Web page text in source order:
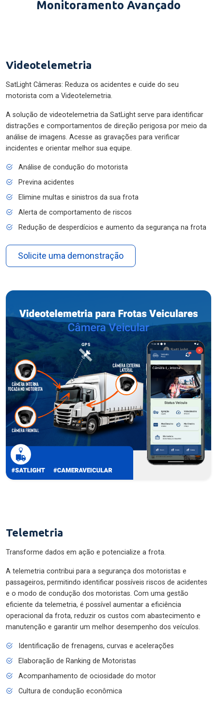
Monitoramento Avançado
Videotelemetria
SatLight Câmeras: Reduza os acidentes e cuide do seu
motorista com a Videotelemetria.
A solução de videotelemetria da SatLight serve para identificar
distrações e comportamentos de direção perigosa por meio da
análise de imagens. Acesse as gravações para verificar
incidentes e orientar melhor sua equipe.
Análise de condução do motorista
Previna acidentes
Elimine multas e sinistros da sua frota
Alerta de comportamento de riscos
Redução de desperdícios e aumento da segurança na frota
Solicite uma demonstração
Telemetria
Transforme dados em ação e potencialize a frota.
A telemetria contribui para a segurança dos motoristas e
passageiros, permitindo identificar possíveis riscos de acidentes
e o modo de condução dos motoristas. Com uma gestão
eficiente da telemetria, é possível aumentar a eficiência
operacional da frota, reduzir os custos com abastecimento e
manutenção e garantir um melhor desempenho dos veículos.
Identificação de frenagens, curvas e acelerações
Elaboração de Ranking de Motoristas
Acompanhamento de ociosidade do motor
Cultura de condução econômica